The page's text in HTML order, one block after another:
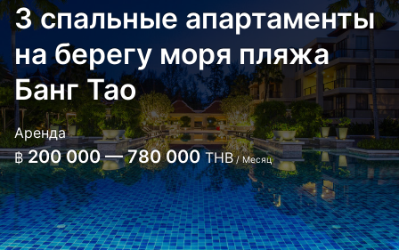
3 спальные апартаменты
на берегу моря пляжа
Банг Тао
Аренда
฿ 200 000 — 780 000THB/ Месяц